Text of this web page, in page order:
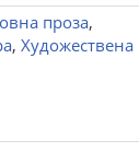
проза,
, Художествена